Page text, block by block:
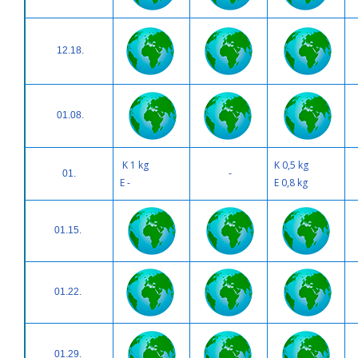
12.18.
01.08.
01.
K 1 kg
E -
-
K 0,5 kg
E 0,8 kg
01.15.
01.22.
01.29.